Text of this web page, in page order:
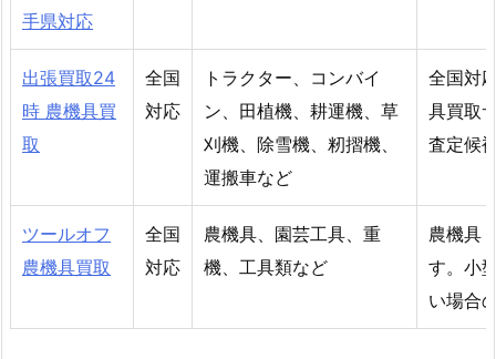
手県対応
出張買取24
時 農機具買
取
全国
対応
トラクター、コンバイ
ン、田植機、耕運機、草
刈機、除雪機、籾摺機、
運搬車など
全国対
具買取
査定候
ツールオフ
農機具買取
全国
対応
農機具、園芸工具、重
機、工具類など
農機具
す。小
い場合